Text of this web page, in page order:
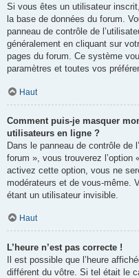
Si vous êtes un utilisateur
la base de données du forum.
panneau de contrôle de
généralement en cliquant sur
pages du forum. Ce système
paramètres et toutes vos
Haut
Comment puis-je masquer
utilisateurs en ligne ?
Dans le panneau de contrôle de
forum », vous trouverez
activez cette option, vous ne
modérateurs et de vous-même.
étant un utilisateur invisible.
Haut
L’heure n’est pas correcte !
Il est possible que l’heure
différent du vôtre. Si tel était le